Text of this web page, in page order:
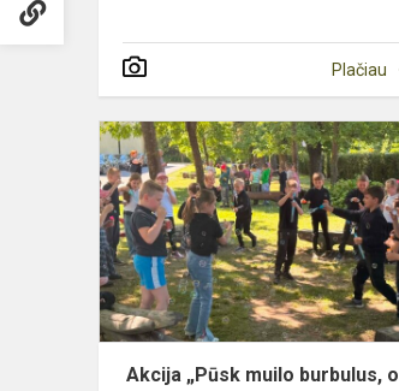
Plačiau
Akcija „Pūsk muilo burbulus, o